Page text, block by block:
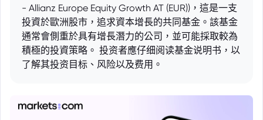
- Allianz Europe Equity Growth AT (EUR))，這是一支
投資於歐洲股市，追求資本增長的共同基金。該基金
通常會側重於具有增長潛力的公司，並可能採取較為
積極的投資策略。 投资者應仔细阅读基金说明书，以
了解其投资目标、风险以及费用。